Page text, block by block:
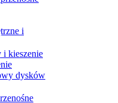
i
kieszenie
dysków